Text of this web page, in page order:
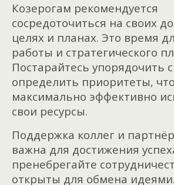
Козерогам рекомендуется
сосредоточиться на своих
целях и планах. Это время
работы и стратегического
Постарайтесь упорядочить
определить приоритеты,
максимально эффективно
свои ресурсы.
Поддержка коллег и
важна для достижения
пренебрегайте
открыты для обмена идеями.